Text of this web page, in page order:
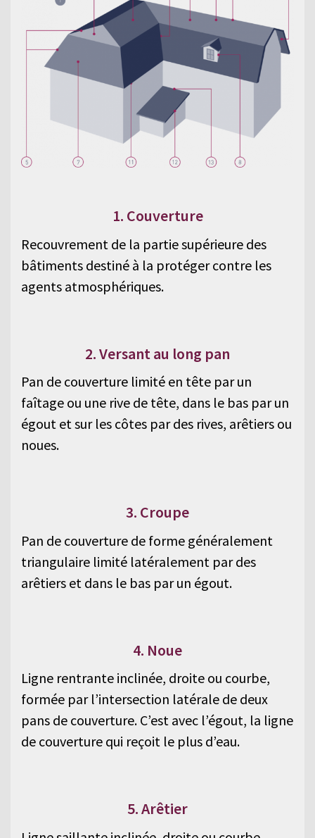
1. Couverture
Recouvrement de la partie supérieure des
bâtiments destiné à la protéger contre les
agents atmosphériques.
2. Versant au long pan
Pan de couverture limité en tête par un
faîtage ou une rive de tête, dans le bas par un
égout et sur les côtes par des rives, arêtiers ou
noues.
3. Croupe
Pan de couverture de forme généralement
triangulaire limité latéralement par des
arêtiers et dans le bas par un égout.
4. Noue
Ligne rentrante inclinée, droite ou courbe,
formée par l’intersection latérale de deux
pans de couverture. C’est avec l’égout, la ligne
de couverture qui reçoit le plus d’eau.
5. Arêtier